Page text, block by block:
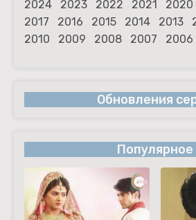
2024 2023 2022 2021 2020
2017
2016 2015 2014 2013
2010
2009 2008 2007 2006
Обновления
Популярное